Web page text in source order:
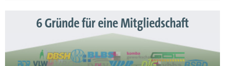
6 Gründe für eine Mitgliedschaft